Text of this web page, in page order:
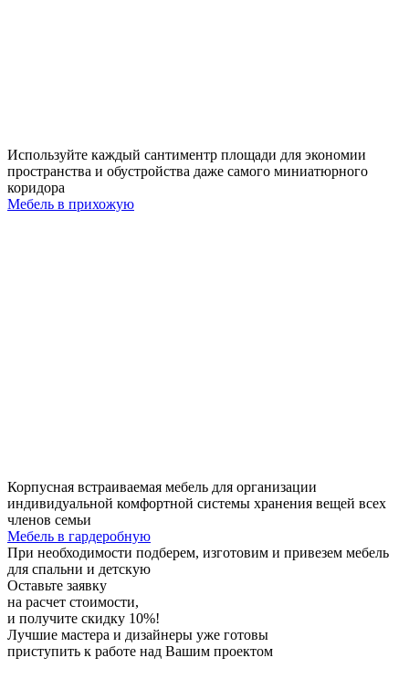
Используйте каждый сантиментр площади для экономии
пространства и обустройства даже самого миниатюрного
коридора
Мебель в прихожую
Корпусная встраиваемая мебель для организации
индивидуальной комфортной системы хранения вещей всех
членов семьи
Мебель в гардеробную
При необходимости подберем, изготовим и привезем мебель
для спальни и детскую
Оставьте заявку
на расчет стоимости,
и получите скидку 10%!
Лучшие мастера и дизайнеры уже готовы
приступить к работе над Вашим проектом